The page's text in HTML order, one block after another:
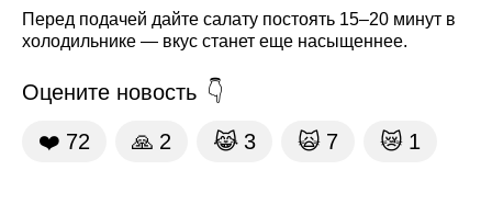
Перед подачей дайте салату постоять 15–20 минут в
холодильнике — вкус станет еще насыщеннее.
Оцените новость
❤️ 72 🙏 2 😹 3 🙀 7 😿 1